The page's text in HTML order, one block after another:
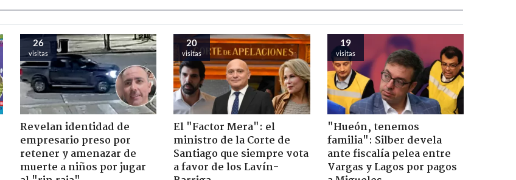
26
visitas
Revelan identidad de
empresario preso por
retener y amenazar de
muerte a niños por jugar
20
visitas
El "Factor Mera": el
ministro de la Corte de
Santiago que siempre vota
a favor de los Lavín-
19
visitas
"Hueón, tenemos
familia": Silber devela
ante fiscalía pelea entre
Vargas y Lagos por pagos